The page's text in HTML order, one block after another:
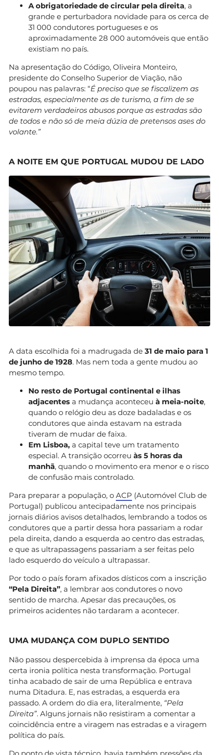
A obrigatoriedade de circular pela direita, a
grande e perturbadora novidade para os cerca de
31 000 condutores portugueses e os
aproximadamente 28 000 automóveis que então
existiam no país.
Na apresentação do Código, Oliveira Monteiro,
presidente do Conselho Superior de Viação, não
poupou nas palavras: “É preciso que se fiscalizem as
estradas, especialmente as de turismo, a fim de se
evitarem verdadeiros abusos porque as estradas são
de todos e não só de meia dúzia de pretensos ases do
volante.”
A NOITE EM QUE PORTUGAL MUDOU DE LADO
A data escolhida foi a madrugada de 31 de maio para 1
de junho de 1928. Mas nem toda a gente mudou ao
mesmo tempo.
No resto de Portugal continental e ilhas
adjacentes a mudança aconteceu à meia-noite,
quando o relógio deu as doze badaladas e os
condutores que ainda estavam na estrada
tiveram de mudar de faixa.
Em Lisboa, a capital teve um tratamento
especial. A transição ocorreu às 5 horas da
manhã, quando o movimento era menor e o risco
de confusão mais controlado.
Para preparar a população, o ACP (Automóvel Club de
Portugal) publicou antecipadamente nos principais
jornais diários avisos detalhados, lembrando a todos os
condutores que a partir dessa hora passariam a rodar
pela direita, dando a esquerda ao centro das estradas,
e que as ultrapassagens passariam a ser feitas pelo
lado esquerdo do veículo a ultrapassar.
Por todo o país foram afixados dísticos com a inscrição
“Pela Direita”, a lembrar aos condutores o novo
sentido de marcha. Apesar das precauções, os
primeiros acidentes não tardaram a acontecer.
UMA MUDANÇA COM DUPLO SENTIDO
Não passou despercebida à imprensa da época uma
certa ironia política nesta transformação. Portugal
tinha acabado de sair de uma República e entrava
numa Ditadura. E, nas estradas, a esquerda era
passado. A ordem do dia era, literalmente, “Pela
Direita”. Alguns jornais não resistiram a comentar a
coincidência entre a viragem nas estradas e a viragem
política do país.
Do ponto de vista técnico, havia também pressões da